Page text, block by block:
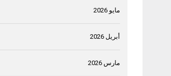
مايو 2026
أبريل 2026
مارس 2026